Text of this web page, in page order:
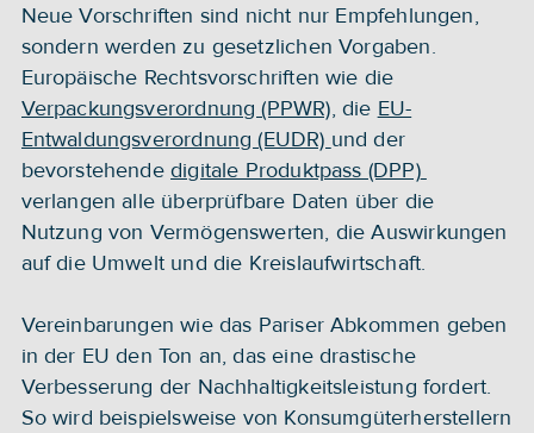
Neue Vorschriften sind nicht nur Empfehlungen,
sondern werden zu gesetzlichen Vorgaben.
Verpackungsverordnung (PPWR), die EU-
Entwaldungsverordnung (EUDR) und der
bevorstehende
digitale Produktpass (DPP)
verlangen alle überprüfbare Daten über die
Nutzung von Vermögenswerten, die Auswirkungen
auf die Umwelt und die Kreislaufwirtschaft.
Vereinbarungen wie das Pariser Abkommen geben
in der EU den Ton an, das eine drastische
Verbesserung der Nachhaltigkeitsleistung fordert.
So wird beispielsweise von Konsumgüterherstellern